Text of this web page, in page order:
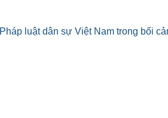
Pháp luật dân sự Việt Nam trong bối